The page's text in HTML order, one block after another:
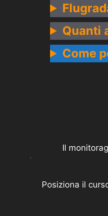
Quanti
Come
Il
Posiziona il